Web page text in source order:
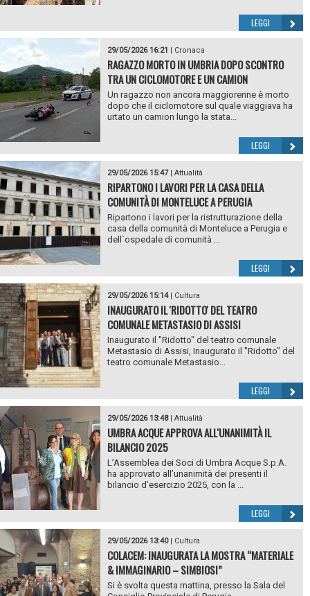
LEGGI
29/05/2026 16:21 | Cronaca
RAGAZZO MORTO IN UMBRIA DOPO SCONTRO
TRA UN CICLOMOTORE E UN CAMION
Un ragazzo non ancora maggiorenne è morto
dopo che il ciclomotore sul quale viaggiava ha
urtato un camion lungo la stata...
LEGGI
29/05/2026 15:47| Attualità
RIPARTONO I LAVORI PER LA CASA DELLA
COMUNITÀ DI MONTELUCE A PERUGIA
Ripartono i lavori per la ristrutturazione della
casa della comunità di Monteluce a Perugia e
dell`ospedale di comunità ...
LEGGI
29/05/2026 15:14| Cultura
INAUGURATO IL 'RIDOTTO' DEL TEATRO
COMUNALE METASTASIO DI ASSISI
Inaugurato il "Ridotto" del teatro comunale
Metastasio di Assisi, Inaugurato il "Ridotto" del
teatro comunale Metastasio...
LEGGI
29/05/2026 13:48| Attualità
UMBRA ACQUE APPROVA ALL'UNANIMITÀ IL
BILANCIO 2025
L’Assemblea dei Soci di Umbra Acque S.p.A.
ha approvato all’unanimità dei presenti il
bilancio d’esercizio 2025, con la ...
LEGGI
29/05/2026 13:40| Cultura
COLACEM: INAUGURATA LA MOSTRA “MATERIALE
& IMMAGINARIO – SIMBIOSI”
Si è svolta questa mattina, presso la Sala del